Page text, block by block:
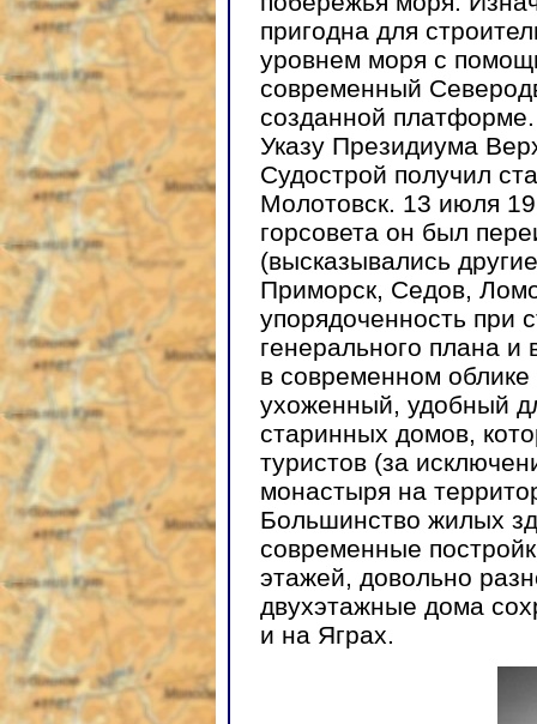
пригодна для
уровнем моря с
современный
созданной платформе.
Указу Президиума
Судострой получил
Молотовск. 13 июля
горсовета он был
(высказывались
Приморск, Седов,
упорядоченность при
генерального плана и
в современном
ухоженный, удобный
старинных домов,
туристов (за
монастыря на
Большинство жилых
современные
этажей, довольно
двухэтажные дома
и на Яграх.